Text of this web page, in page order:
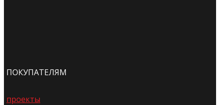
ПОКУПАТЕЛЯМ
проекты